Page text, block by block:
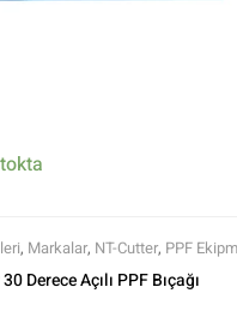
, Markalar, NT-Cutter, PPF
Ürünler ,Tüm Ürünler
Derece Açılı PPF Bıçağı